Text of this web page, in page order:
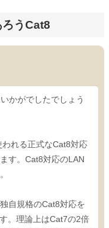
うCat8
かがでしたでしょう
れる正式なCat8対応
す。Cat8対応のLAN
自規格のCat8対応を
。理論上はCat7の2倍